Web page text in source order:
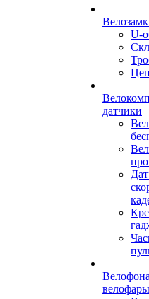
U-
датчики
велофары